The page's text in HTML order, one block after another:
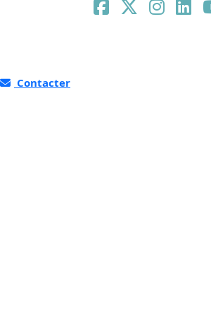
Contacter